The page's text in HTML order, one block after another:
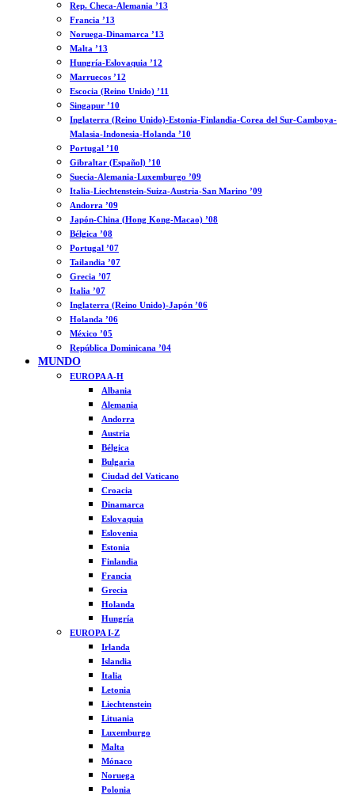
Rep. Checa-Alemania ’13
Francia ’13
Noruega-Dinamarca ’13
Malta ’13
Hungría-Eslovaquia ’12
Marruecos ’12
Escocia (Reino Unido) ’11
Singapur ’10
Inglaterra (Reino Unido)-Estonia-Finlandia-Corea del Sur-Camboya-
Malasia-Indonesia-Holanda ’10
Portugal ’10
Gibraltar (Español) ’10
Suecia-Alemania-Luxemburgo ’09
Italia-Liechtenstein-Suiza-Austria-San Marino ’09
Andorra ’09
Japón-China (Hong Kong-Macao) ’08
Bélgica ’08
Portugal ’07
Tailandia ’07
Grecia ’07
Italia ’07
Inglaterra (Reino Unido)-Japón ’06
Holanda ’06
México ’05
República Dominicana ’04
MUNDO
EUROPA A-H
Albania
Alemania
Andorra
Austria
Bélgica
Bulgaria
Ciudad del Vaticano
Croacia
Dinamarca
Eslovaquia
Eslovenia
Estonia
Finlandia
Francia
Grecia
Holanda
Hungría
EUROPA I-Z
Irlanda
Islandia
Italia
Letonia
Liechtenstein
Lituania
Luxemburgo
Malta
Mónaco
Noruega
Polonia